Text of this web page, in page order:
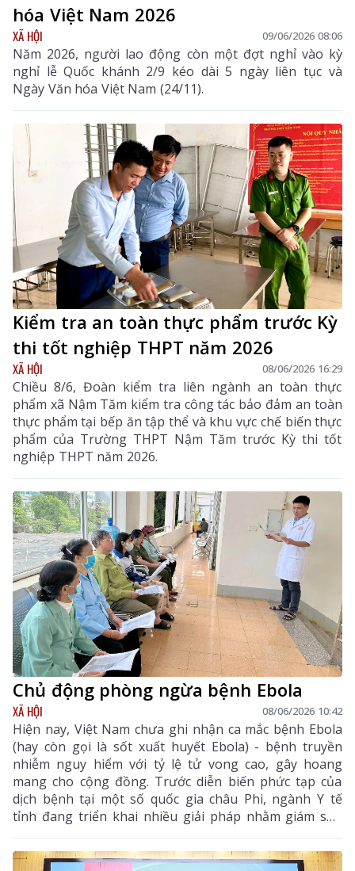
hóa Việt Nam 2026
XÃ HỘI 09/06/2026 08:06
Năm 2026, người lao động còn một đợt nghỉ vào kỳ
nghỉ lễ Quốc khánh 2/9 kéo dài 5 ngày liên tục và
Ngày Văn hóa Việt Nam (24/11).
Kiểm tra an toàn thực phẩm trước Kỳ
thi tốt nghiệp THPT năm 2026
XÃ HỘI 08/06/2026 16:29
Chiều 8/6, Đoàn kiểm tra liên ngành an toàn thực
phẩm xã Nậm Tăm kiểm tra công tác bảo đảm an toàn
thực phẩm tại bếp ăn tập thể và khu vực chế biến thực
phẩm của Trường THPT Nậm Tăm trước Kỳ thi tốt
nghiệp THPT năm 2026.
Chủ động phòng ngừa bệnh Ebola
XÃ HỘI 08/06/2026 10:42
Hiện nay, Việt Nam chưa ghi nhận ca mắc bệnh Ebola
(hay còn gọi là sốt xuất huyết Ebola) - bệnh truyền
nhiễm nguy hiểm với tỷ lệ tử vong cao, gây hoang
mang cho cộng đồng. Trước diễn biến phức tạp của
dịch bệnh tại một số quốc gia châu Phi, ngành Y tế
tỉnh đang triển khai nhiều giải pháp nhằm giám sát,
phòng ngừa và sẵn sàng ứng phó.